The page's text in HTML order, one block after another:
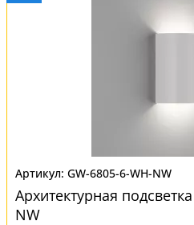
GW-6805-6-WH-NW
Архитектурная
NW